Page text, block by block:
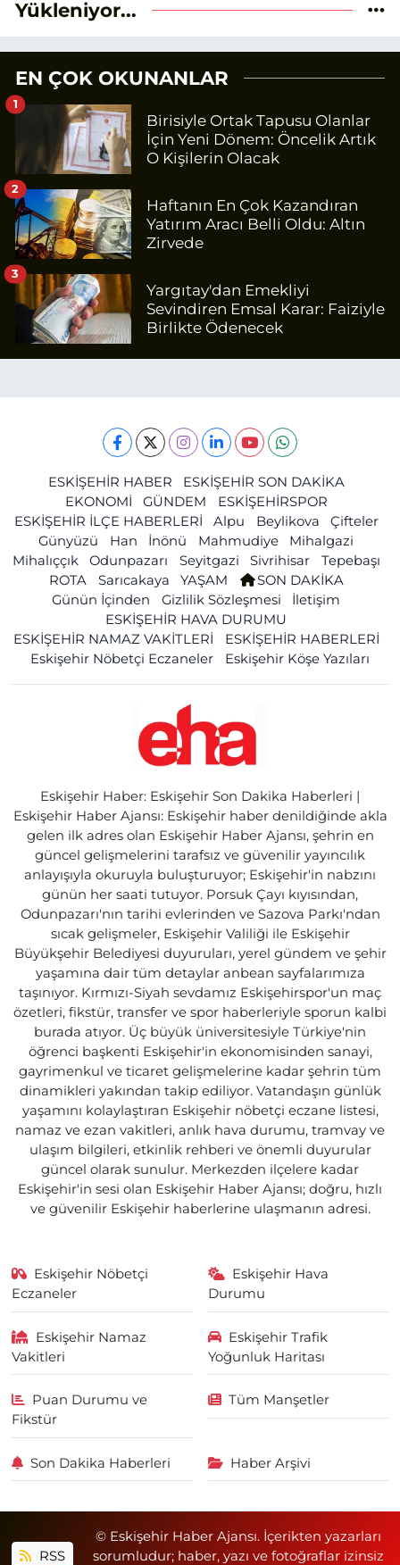
Yükleniyor...
EN ÇOK OKUNANLAR
Birisiyle Ortak Tapusu Olanlar
İçin Yeni Dönem: Öncelik Artık
O Kişilerin Olacak
1
Haftanın En Çok Kazandıran
Yatırım Aracı Belli Oldu: Altın
Zirvede
2
Yargıtay'dan Emekliyi
Sevindiren Emsal Karar: Faiziyle
Birlikte Ödenecek
3
ESKİŞEHİR HABER
ESKİŞEHİR SON DAKİKA
EKONOMİ
GÜNDEM
ESKİŞEHİRSPOR
ESKİŞEHİR İLÇE HABERLERİ
Alpu Beylikova
Çifteler
Günyüzü
Han İnönü Mahmudiye
Mihalgazi
Mihalıççık
Odunpazarı Seyitgazi Sivrihisar
Tepebaşı
ROTA
Sarıcakaya YAŞAM
SON DAKİKA
Günün İçinden
Gizlilik Sözleşmesi
İletişim
ESKİŞEHİR HAVA DURUMU
ESKİŞEHİR NAMAZ VAKİTLERİ
ESKİŞEHİR HABERLERİ
Eskişehir Nöbetçi Eczaneler
Eskişehir Köşe Yazıları
Eskişehir Haber: Eskişehir Son Dakika Haberleri |
Eskişehir Haber Ajansı: Eskişehir haber denildiğinde akla
gelen ilk adres olan Eskişehir Haber Ajansı, şehrin en
güncel gelişmelerini tarafsız ve güvenilir yayıncılık
anlayışıyla okuruyla buluşturuyor; Eskişehir'in nabzını
günün her saati tutuyor. Porsuk Çayı kıyısından,
Odunpazarı'nın tarihi evlerinden ve Sazova Parkı'ndan
sıcak gelişmeler, Eskişehir Valiliği ile Eskişehir
Büyükşehir Belediyesi duyuruları, yerel gündem ve şehir
yaşamına dair tüm detaylar anbean sayfalarımıza
taşınıyor. Kırmızı-Siyah sevdamız Eskişehirspor'un maç
özetleri, fikstür, transfer ve spor haberleriyle sporun kalbi
burada atıyor. Üç büyük üniversitesiyle Türkiye'nin
öğrenci başkenti Eskişehir'in ekonomisinden sanayi,
gayrimenkul ve ticaret gelişmelerine kadar şehrin tüm
dinamikleri yakından takip ediliyor. Vatandaşın günlük
yaşamını kolaylaştıran Eskişehir nöbetçi eczane listesi,
namaz ve ezan vakitleri, anlık hava durumu, tramvay ve
ulaşım bilgileri, etkinlik rehberi ve önemli duyurular
güncel olarak sunulur. Merkezden ilçelere kadar
Eskişehir'in sesi olan Eskişehir Haber Ajansı; doğru, hızlı
ve güvenilir Eskişehir haberlerine ulaşmanın adresi.
Eskişehir Nöbetçi
Eczaneler
Eskişehir Hava
Durumu
Eskişehir Namaz
Vakitleri
Eskişehir Trafik
Yoğunluk Haritası
Puan Durumu ve
Fikstür
Tüm Manşetler
Son Dakika Haberleri Haber Arşivi
RSS
© Eskişehir Haber Ajansı. İçerikten yazarları
sorumludur; haber, yazı ve fotoğraflar izinsiz